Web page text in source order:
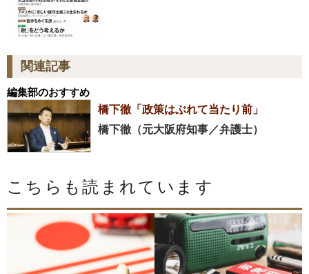
関連記事
編集部のおすすめ
橋下徹「政策はぶれて当たり前」
橋下徹（元大阪府知事／弁護士）
こちらも読まれています